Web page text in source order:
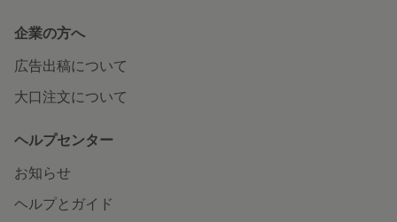
企業の方へ
広告出稿について
大口注文について
ヘルプセンター
お知らせ
ヘルプとガイド